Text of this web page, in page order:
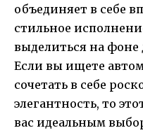
объединяет в себе
стильное
выделиться на фоне
Если вы ищете
сочетать в себе
элегантность, то
вас идеальным